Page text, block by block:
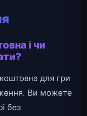
і чи
для гри
Ви можете
без